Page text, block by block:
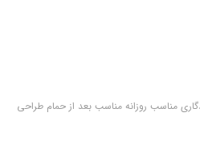
مناسب روزانه مناسب بعد از حمام طراحی